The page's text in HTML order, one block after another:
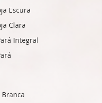
Escura
Clara
Integral